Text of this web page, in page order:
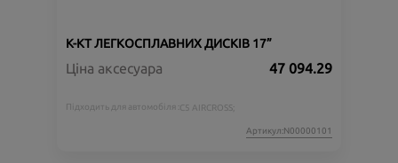
К-КТ ЛЕГКОСПЛАВНИХ ДИСКІВ 17”
Ціна аксесуара 47 094.29
Підходить для автомобіля : C5 AIRCROSS;
Артикул:N00000101